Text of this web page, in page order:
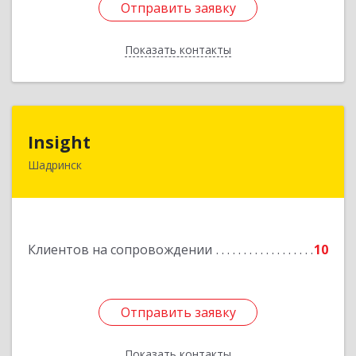
Отправить заявку
Показать контакты
Отправить заявку
Назад
Insight
Шадринск
Клиентов на сопровождении 10
Отправить заявку
Отправить заявку